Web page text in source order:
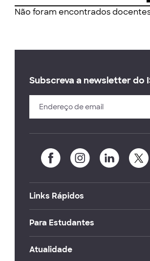
Não foram encontrados
Subscreva a newsletter do
Links Rápidos
Para Estudantes
Atualidade